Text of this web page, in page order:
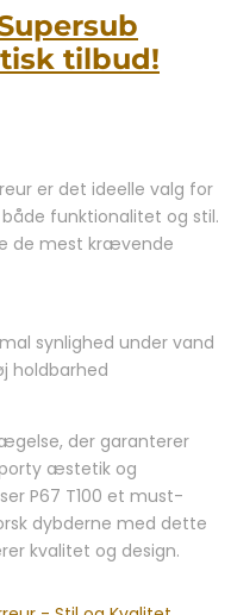
tilbud!
kr..
er det ideelle valg for
funktionalitet og stil.
de mest krævende
synlighed under vand
holdbarhed
der garanterer
æstetik og
P67 T100 et must-
dybderne med dette
kvalitet og design.